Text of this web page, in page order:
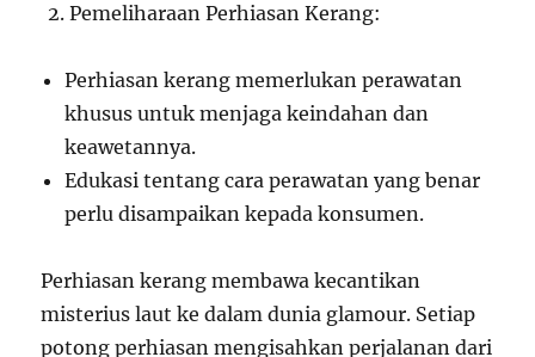
Pemeliharaan Perhiasan Kerang:
Perhiasan kerang memerlukan perawatan
khusus untuk menjaga keindahan dan
keawetannya.
Edukasi tentang cara perawatan yang benar
perlu disampaikan kepada konsumen.
Perhiasan kerang membawa kecantikan
misterius laut ke dalam dunia glamour. Setiap
potong perhiasan mengisahkan perjalanan dari